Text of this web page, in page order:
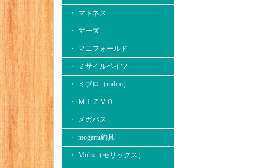
・ マドネス
・ マーズ
・ マニフォールド
・ ミサイルベイツ
・ ミブロ（mibro）
・ ＭＩＺＭＯ
・ メガバス
・ mogami釣具
・ Molix（モリックス）